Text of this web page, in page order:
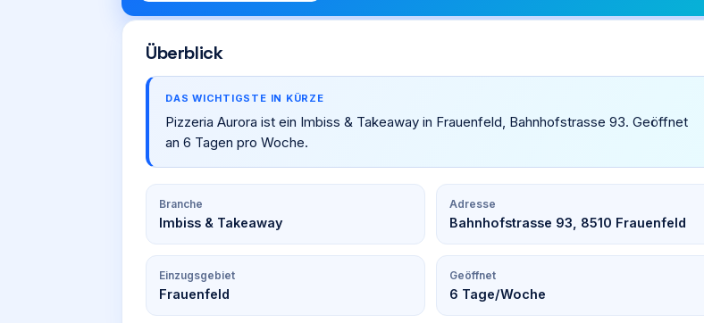
Überblick
DAS WICHTIGSTE IN KÜRZE
Pizzeria Aurora ist ein Imbiss & Takeaway in Frauenfeld, Bahnhofstrasse 93. Geöffnet
an 6 Tagen pro Woche.
Branche
Imbiss & Takeaway
Adresse
Bahnhofstrasse 93, 8510 Frauenfeld
Einzugsgebiet
Frauenfeld
Geöffnet
6 Tage/Woche